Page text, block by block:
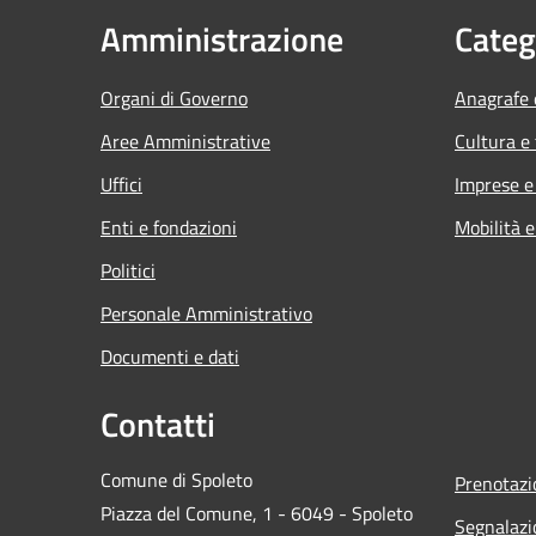
Amministrazione
Organi di Governo
Aree Amministrative
Uffici
Enti e fondazioni
Politici
Personale Amministrativo
Documenti e dati
Cultura
Imprese
Mobilità
Contatti
Comune di Spoleto
Piazza del Comune, 1 - 6049 - Spoleto